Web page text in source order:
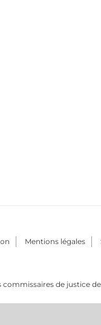
Mentions légales
de justice